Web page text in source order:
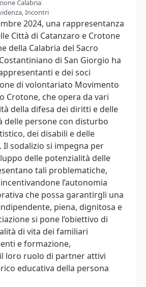
Calabria
,Incontri
2024, una rappresentanza
Città di Catanzaro e Crotone
della Calabria del Sacro
di San Giorgio ha
e dei soci
di volontariato Movimento
Crotone, che opera da vari
della difesa dei diritti e delle
delle persone con disturbo
dei disabili e delle
sodalizio si impegna per
delle potenzialità delle
tali problematiche,
l’autonomia
che possa garantirgli una
piena, dignitosa e
si pone l’obiettivo di
di vita dei familiari
e formazione,
loro ruolo di partner attivi
educativa della persona